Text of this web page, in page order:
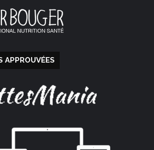
APPROUVÉES